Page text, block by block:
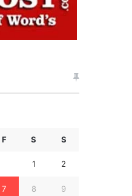
F S S
1 2
7 8 9